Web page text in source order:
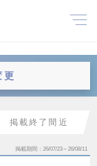
更
掲載終了間近
掲載期間 26/07/23～26/08/11